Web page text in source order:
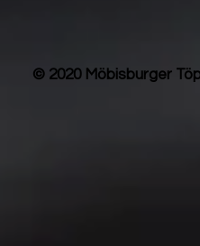
© 2020 Möbisburger